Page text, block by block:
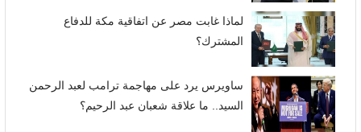
لماذا غابت مصر عن اتفاقية مكة للدفاع
المشترك؟
ساويرس يرد على مهاجمة ترامب لعبد الرحمن
السيد.. ما علاقة شعبان عبد الرحيم؟